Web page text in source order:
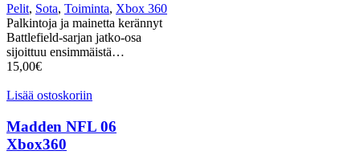
Pelit, Sota, Toiminta, Xbox 360
Palkintoja ja mainetta kerännyt
Battlefield-sarjan jatko-osa
sijoittuu ensimmäistä…
15,00€
Lisää ostoskoriin
Madden NFL 06
Xbox360